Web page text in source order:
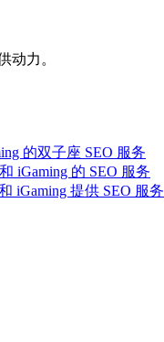
动力。
的双子座 SEO 服务
iGaming 的 SEO 服务
iGaming 提供 SEO 服务